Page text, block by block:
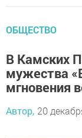
ОБЩЕСТВО
В Камских
мужества
мгновения
Автор, 20